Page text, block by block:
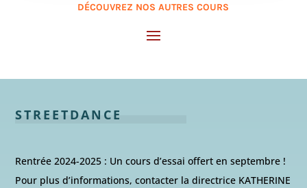
DÉCOUVREZ NOS AUTRES COURS
STREETDANCE
Rentrée 2024-2025 : Un cours d’essai offert en septembre !
Pour plus d’informations, contacter la directrice KATHERINE